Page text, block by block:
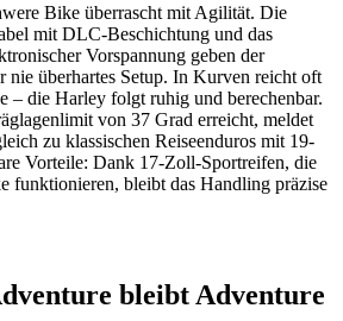
Bike überrascht mit Agilität. Die
mit DLC-Beschichtung und das
Vorspannung geben der
nie überhartes Setup. In Kurven reicht oft
– die Harley folgt ruhig und berechenbar.
von 37 Grad erreicht, meldet
zu klassischen Reiseenduros mit 19-
Vorteile: Dank 17-Zoll-Sportreifen, die
funktionieren, bleibt das Handling präzise
bleibt Adventure